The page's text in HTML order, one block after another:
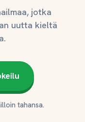
jotka
uutta kieltä
tahansa.